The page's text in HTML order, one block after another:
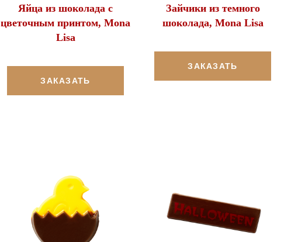
Яйца из шоколада с
цветочным принтом, Mona
Lisa
ЗАКАЗАТЬ
Зайчики из темного
шоколада, Mona Lisa
ЗАКАЗАТЬ